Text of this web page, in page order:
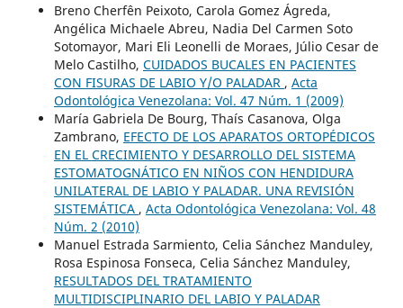
Breno Cherfên Peixoto, Carola Gomez Ágreda,
Angélica Michaele Abreu, Nadia Del Carmen Soto
Sotomayor, Mari Eli Leonelli de Moraes, Júlio Cesar de
Melo Castilho, CUIDADOS BUCALES EN PACIENTES
CON FISURAS DE LABIO Y/O PALADAR , Acta
Odontológica Venezolana: Vol. 47 Núm. 1 (2009)
María Gabriela De Bourg, Thaís Casanova, Olga
Zambrano, EFECTO DE LOS APARATOS ORTOPÉDICOS
EN EL CRECIMIENTO Y DESARROLLO DEL SISTEMA
ESTOMATOGNÁTICO EN NIÑOS CON HENDIDURA
UNILATERAL DE LABIO Y PALADAR. UNA REVISIÓN
SISTEMÁTICA , Acta Odontológica Venezolana: Vol. 48
Núm. 2 (2010)
Manuel Estrada Sarmiento, Celia Sánchez Manduley,
Rosa Espinosa Fonseca, Celia Sánchez Manduley,
RESULTADOS DEL TRATAMIENTO
MULTIDISCIPLINARIO DEL LABIO Y PALADAR